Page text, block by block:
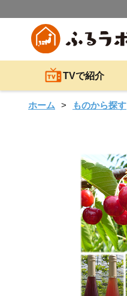
TVで紹介
ホーム ものから探す